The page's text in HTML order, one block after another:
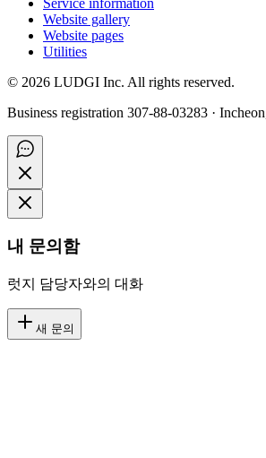
Website gallery
Website pages
Utilities
© 2026 LUDGI Inc. All rights reserved.
Business registration 307-88-03283 ·
내 문의함
럿지 담당자와의 대화
새 문의